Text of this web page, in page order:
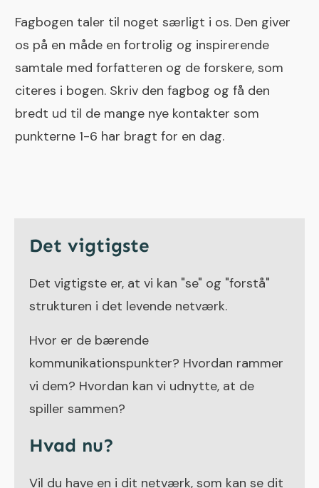
Fagbogen taler til noget særligt i os. Den giver
os på en måde en fortrolig og inspirerende
samtale med forfatteren og de forskere, som
citeres i bogen. Skriv den fagbog og få den
bredt ud til de mange nye kontakter som
punkterne 1-6 har bragt for en dag.
Det vigtigste
Det vigtigste er, at vi kan "se" og "forstå"
strukturen i det levende netværk.
Hvor er de bærende
kommunikationspunkter? Hvordan rammer
vi dem? Hvordan kan vi udnytte, at de
spiller sammen?
Hvad nu?
Vil du have en i dit netværk, som kan se dit